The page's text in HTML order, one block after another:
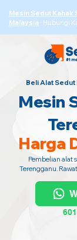
Mesin Sedut Kahak
Malaysia · Hubungi
Beli Alat Sedut
Mesin
Harga
Pembelian alat
Terengganu.